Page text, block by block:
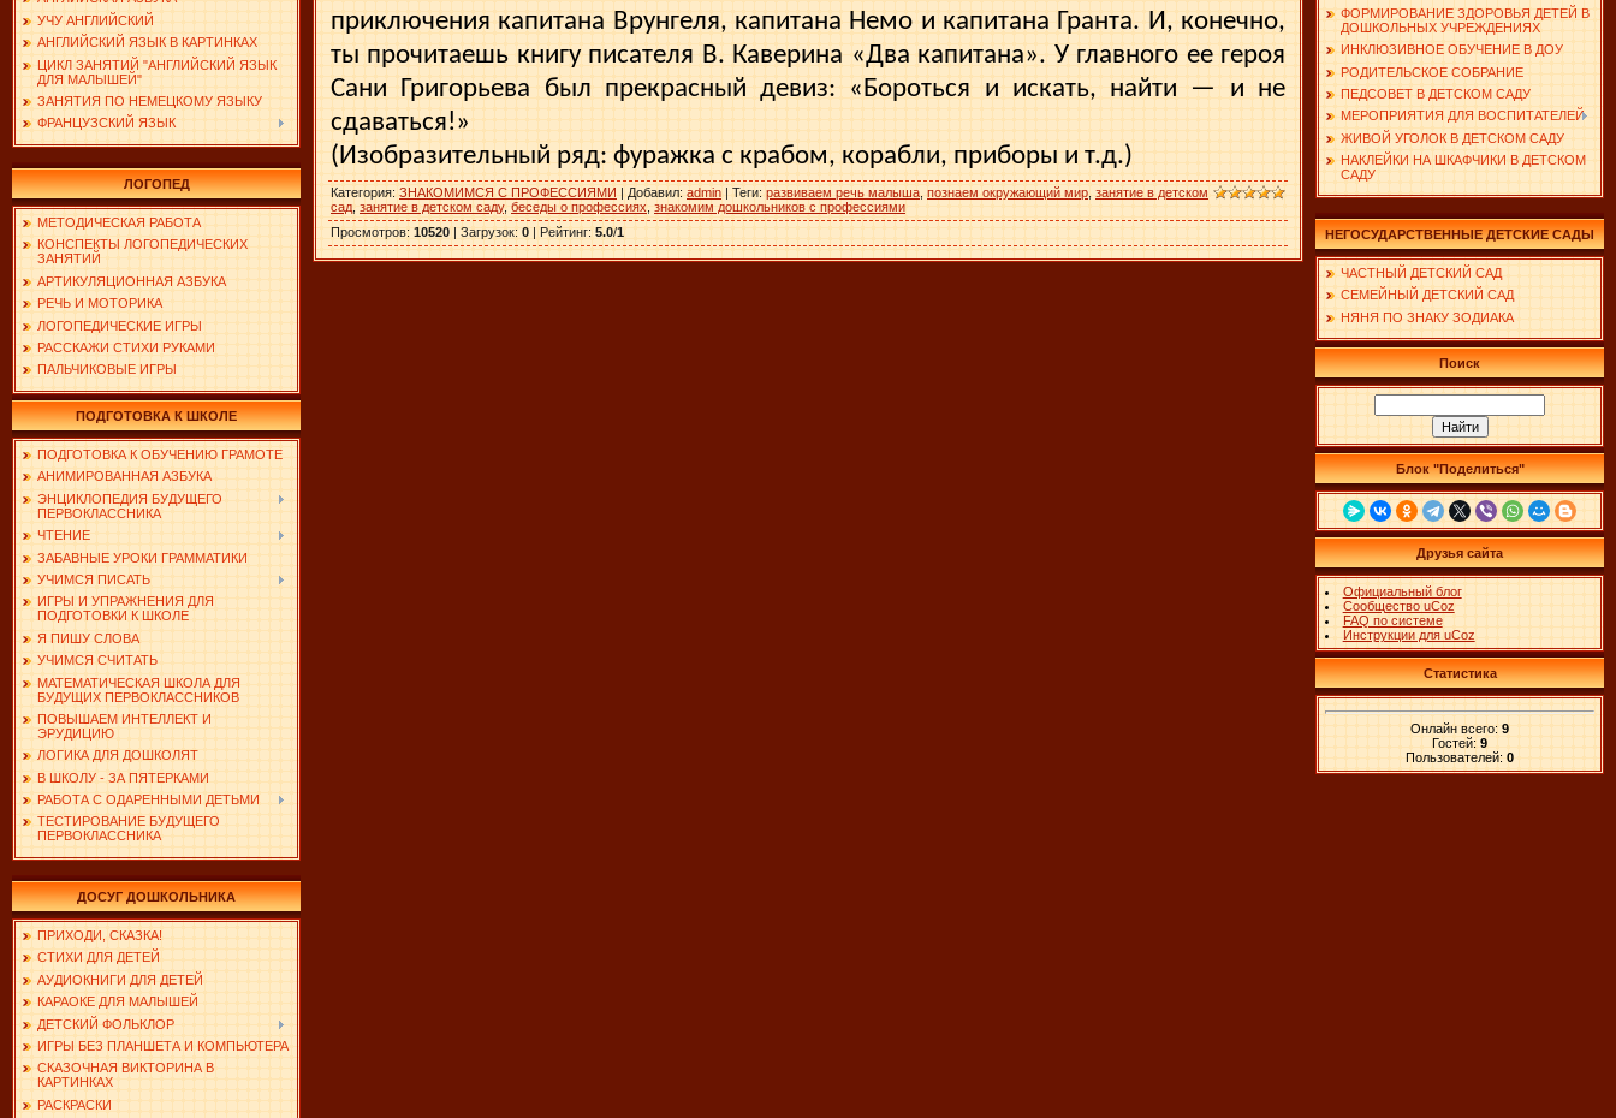
УЧУ АНГЛИЙСКИЙ
АНГЛИЙСКИЙ ЯЗЫК В КАРТИНКАХ
ЦИКЛ ЗАНЯТИЙ "АНГЛИЙСКИЙ ЯЗЫК
ДЛЯ МАЛЫШЕЙ"
ЗАНЯТИЯ ПО НЕМЕЦКОМУ ЯЗЫКУ
ФРАНЦУЗСКИЙ ЯЗЫК
ЛОГОПЕД
МЕТОДИЧЕСКАЯ РАБОТА
КОНСПЕКТЫ ЛОГОПЕДИЧЕСКИХ
ЗАНЯТИЙ
АРТИКУЛЯЦИОННАЯ АЗБУКА
РЕЧЬ И МОТОРИКА
ЛОГОПЕДИЧЕСКИЕ ИГРЫ
РАССКАЖИ СТИХИ РУКАМИ
ПАЛЬЧИКОВЫЕ ИГРЫ
ПОДГОТОВКА К ШКОЛЕ
ПОДГОТОВКА К ОБУЧЕНИЮ ГРАМОТЕ
АНИМИРОВАННАЯ АЗБУКА
ЭНЦИКЛОПЕДИЯ БУДУЩЕГО
ПЕРВОКЛАССНИКА
ЧТЕНИЕ
ЗАБАВНЫЕ УРОКИ ГРАММАТИКИ
УЧИМСЯ ПИСАТЬ
ИГРЫ И УПРАЖНЕНИЯ ДЛЯ
ПОДГОТОВКИ К ШКОЛЕ
Я ПИШУ СЛОВА
УЧИМСЯ СЧИТАТЬ
МАТЕМАТИЧЕСКАЯ ШКОЛА ДЛЯ
БУДУЩИХ ПЕРВОКЛАССНИКОВ
ПОВЫШАЕМ ИНТЕЛЛЕКТ И
ЭРУДИЦИЮ
ЛОГИКА ДЛЯ ДОШКОЛЯТ
В ШКОЛУ - ЗА ПЯТЕРКАМИ
РАБОТА С ОДАРЕННЫМИ ДЕТЬМИ
ТЕСТИРОВАНИЕ БУДУЩЕГО
ПЕРВОКЛАССНИКА
ДОСУГ ДОШКОЛЬНИКА
ПРИХОДИ, СКАЗКА!
СТИХИ ДЛЯ ДЕТЕЙ
АУДИОКНИГИ ДЛЯ ДЕТЕЙ
КАРАОКЕ ДЛЯ МАЛЫШЕЙ
ДЕТСКИЙ ФОЛЬКЛОР
ИГРЫ БЕЗ ПЛАНШЕТА И КОМПЬЮТЕРА
СКАЗОЧНАЯ ВИКТОРИНА В
КАРТИНКАХ
РАСКРАСКИ
приключения капитана Врунгеля, капитана Немо и капитана Гранта. И, конечно,
ты прочитаешь книгу писателя В. Каверина «Два капитана». У главного ее героя
Сани Григорьева был прекрасный девиз: «Бороться и искать, найти — и не
сдаваться!»
(Изобразительный ряд: фуражка с крабом, кораб­ли, приборы и т.д.)
Категория: ЗНАКОМИМСЯ С ПРОФЕССИЯМИ | Добавил: admin | Теги: развиваем речь малыша познаем окружающий мир занятие в детском
сад занятие в детском саду, беседы о профессиях знакомим дошкольников с профессиями
Просмотров: 10520 | Загрузок: 0 | Рейтинг: 5.0/1
ФОРМИРОВАНИЕ ЗДОРОВЬЯ ДЕТЕЙ В
ДОШКОЛЬНЫХ УЧРЕЖДЕНИЯХ
ИНКЛЮЗИВНОЕ ОБУЧЕНИЕ В ДОУ
РОДИТЕЛЬСКОЕ СОБРАНИЕ
ПЕДСОВЕТ В ДЕТСКОМ САДУ
МЕРОПРИЯТИЯ ДЛЯ ВОСПИТАТЕЛЕЙ
ЖИВОЙ УГОЛОК В ДЕТСКОМ САДУ
НАКЛЕЙКИ НА ШКАФЧИКИ В ДЕТСКОМ
САДУ
НЕГОСУДАРСТВЕННЫЕ ДЕТСКИЕ САДЫ
ЧАСТНЫЙ ДЕТСКИЙ САД
СЕМЕЙНЫЙ ДЕТСКИЙ САД
НЯНЯ ПО ЗНАКУ ЗОДИАКА
Поиск
Блок "Поделиться"
Друзья сайта
Официальный блог
Сообщество uCoz
FAQ по системе
Инструкции для uCoz
Статистика
Онлайн всего: 9
Гостей: 9
Пользователей: 0